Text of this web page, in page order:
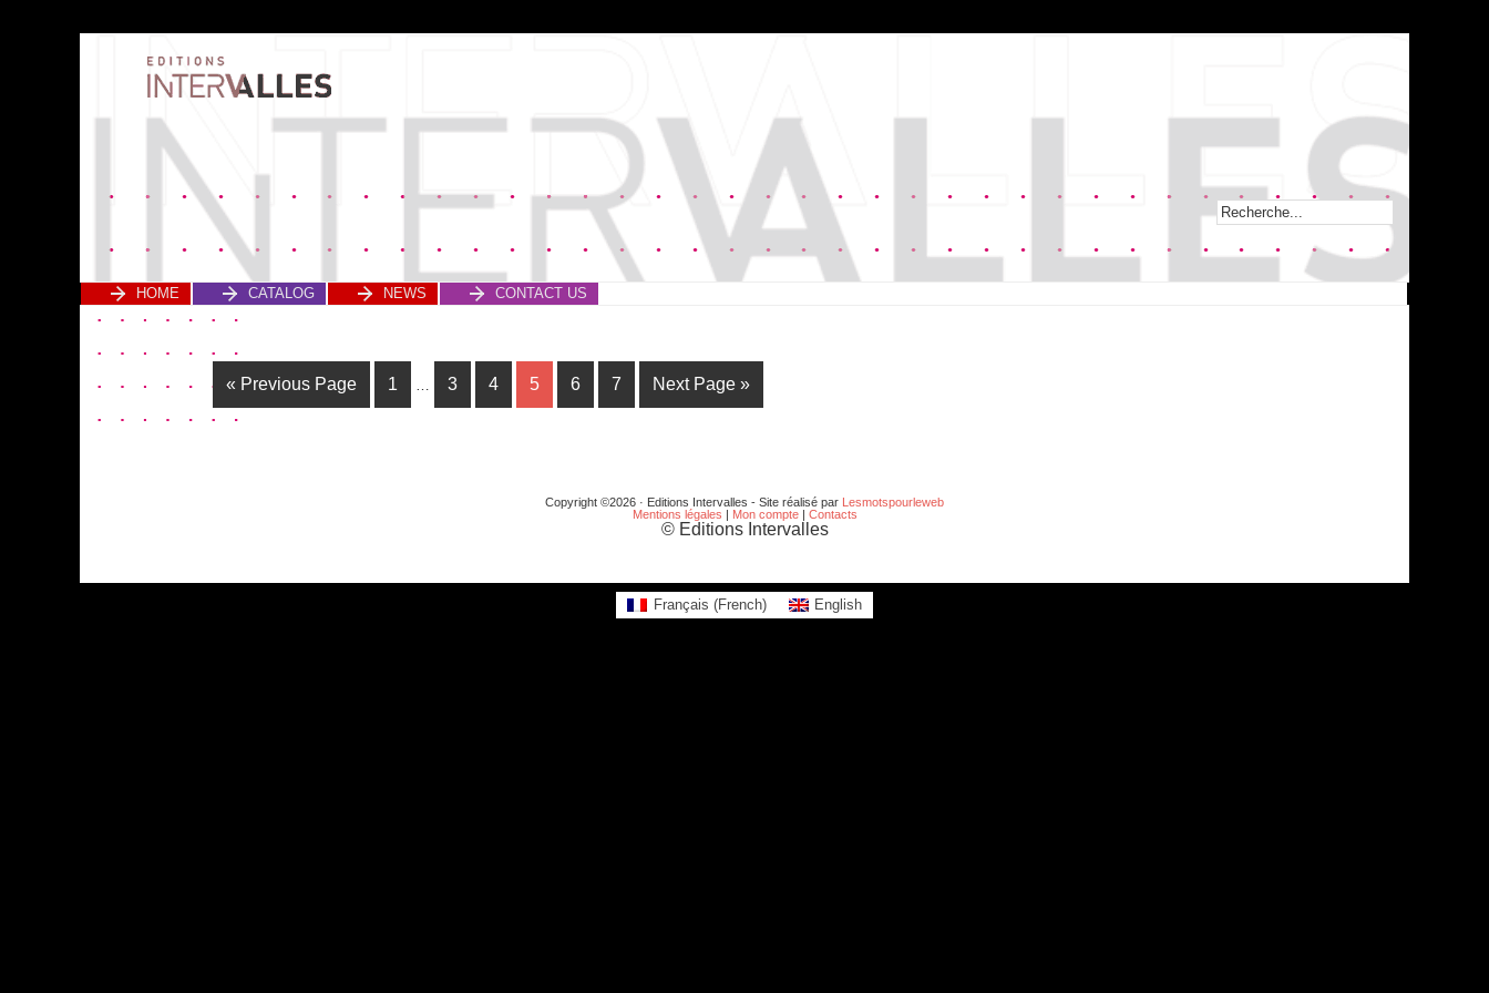
HOME CATALOG NEWS CONTACT US
« Previous Page 1 … 3 4 5 6 7 Next Page »
Copyright ©2026 · Editions Intervalles - Site réalisé par Lesmotspourleweb
Mentions légales | Mon compte| Contacts
© Editions Intervalles
Français (French) English